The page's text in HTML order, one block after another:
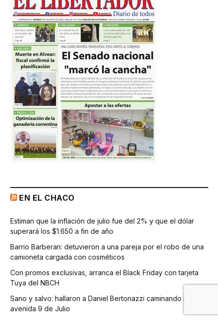
EN EL CHACO
Estiman que la inflación de julio fue del 2% y que el dólar
superará los $1.650 a fin de año
Barrio Barberan: detuvieron a una pareja por el robo de una
camioneta cargada con cosméticos
Con promos exclusivas, arranca el Black Friday con tarjeta
Tuya del NBCH
Sano y salvo: hallaron a Daniel Bertonazzi caminando por la
avenida 9 de Julio